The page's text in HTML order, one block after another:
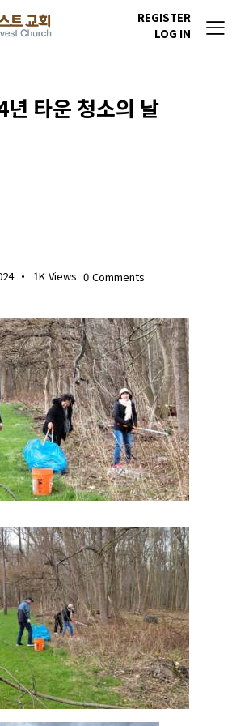
REGISTER
LOG IN
타운 청소의 날
1K Views 0 Comments